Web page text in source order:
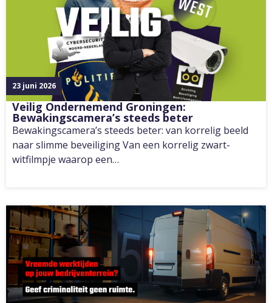
23 juni 2026
Veilig Ondernemend Groningen:
Bewakingscamera’s steeds beter
Bewakingscamera’s steeds beter: van korrelig beeld
naar slimme beveiliging Van een korrelig zwart-
witfilmpje waarop een…